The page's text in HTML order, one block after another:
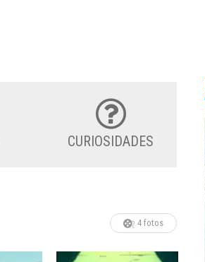
CURIOSIDADES
4 fotos